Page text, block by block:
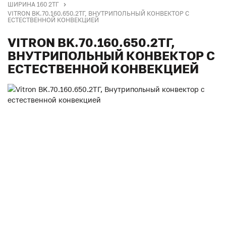
ШИРИНА 160 2ТГ
VITRON BK.70.160.650.2ТГ, ВНУТРИПОЛЬНЫЙ КОНВЕКТОР С
ЕСТЕСТВЕННОЙ КОНВЕКЦИЕЙ
VITRON BK.70.160.650.2ТГ,
ВНУТРИПОЛЬНЫЙ КОНВЕКТОР С
ЕСТЕСТВЕННОЙ КОНВЕКЦИЕЙ